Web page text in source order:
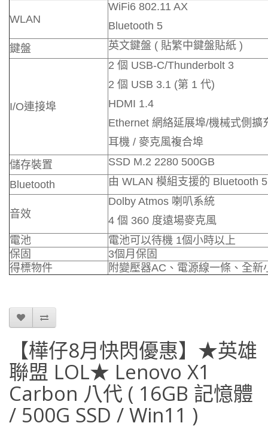
WLAN
WiFi6 802.11 AX
Bluetooth 5
鍵盤
英文鍵盤 ( 貼繁中鍵盤貼紙 )
I/O連接埠
2 個 USB-C/Thunderbolt 3
2 個 USB 3.1 (第 1 代)
HDMI 1.4
Ethernet 網絡延展埠/機械式側擴
耳機 / 麥克風複合埠
儲存裝置
SSD M.2 2280 500GB
Bluetooth
由 WLAN 模組支援的 Bluetooth 5
音效
Dolby Atmos 喇叭系統
4 個 360 度遠場麥克風
電池
電池可以待機 1個小時以上
保固
3個月保固
得標物件
附變壓器AC、電源線一條、全新
【樺仔8月快閃優惠】★英雄
聯盟 LOL★ Lenovo X1
Carbon 八代 ( 16GB 記憶體
/ 500G SSD / Win11 )